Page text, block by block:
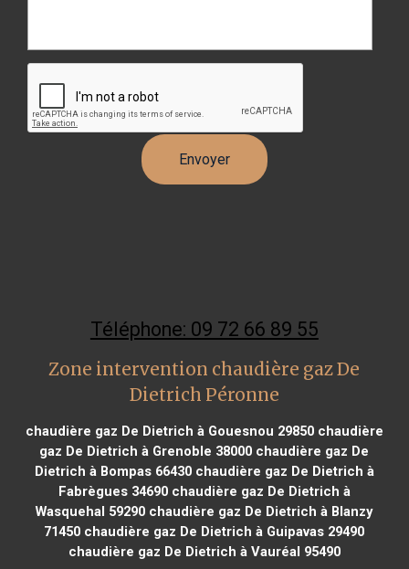
Téléphone: 09 72 66 89 55
Zone intervention chaudière gaz De
Dietrich Péronne
chaudière gaz De Dietrich à Gouesnou 29850chaudière
gaz De Dietrich à Grenoble 38000 chaudière gaz De
Dietrich à Bompas 66430chaudière gaz De Dietrich à
Fabrègues 34690chaudière gaz De Dietrich à
Wasquehal 59290 chaudière gaz De Dietrich à Blanzy
71450 chaudière gaz De Dietrich à Guipavas 29490
chaudière gaz De Dietrich à Vauréal 95490